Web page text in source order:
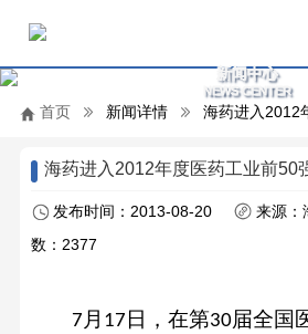
新闻中心
NEWS CENTER
首页 新闻详情 海药进入2012
海药进入2012年度医药工业前50
发布时间：2013-08-20 来源：
数：2377
7 月 17 日，在第30届全国